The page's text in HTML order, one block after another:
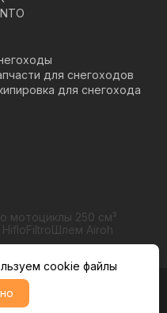
для снегоходов
для снегохода
мотоциклы 250 см³
Шлем Airoh
данных
cookie файлы